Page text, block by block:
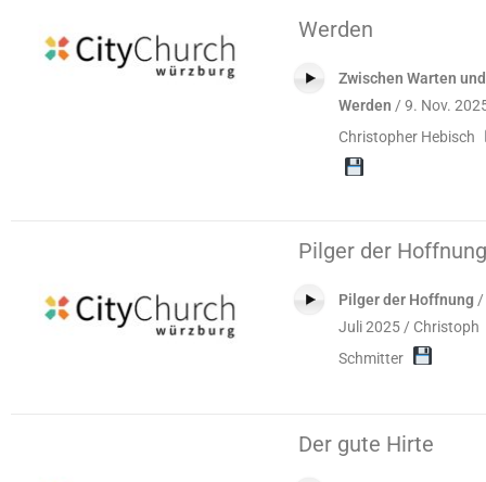
Werden
Zwischen Warten und
Werden / 9. Nov.
Christopher Hebisch
Pilger der Hoffnung
Pilger der Hoffnung /
Juli 2025 / Christoph
Schmitter
Der gute Hirte